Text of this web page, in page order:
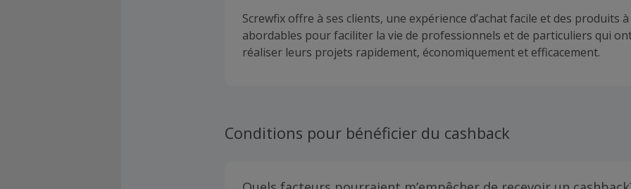
Screwfix offre à ses clients, une expérience d’achat facile et des produits
abordables pour faciliter la vie de professionnels et de particuliers qui
réaliser leurs projets rapidement, économiquement et efficacement.
Conditions pour bénéficier du cashback